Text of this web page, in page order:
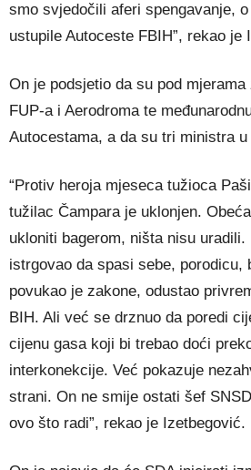
smo svjedočili aferi spengavanje,
ustupile Autoceste FBIH”, rekao je
On je podsjetio da su pod
FUP-a i Aerodroma te
Autocestama, a da su tri ministra u
“Protiv heroja mjeseca tužioca
tužilac Čampara je uklonjen.
ukloniti bagerom, ništa nisu uradili.
istrgovao da spasi sebe, porodicu,
povukao je zakone, odustao
BIH. Ali već se drznuo da poredi
cijenu gasa koji bi trebao doći
interkonekcije. Već pokazuje
strani. On ne smije ostati šef
ovo što radi”, rekao je Izetbegović.